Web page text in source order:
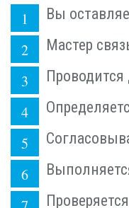
Вы
Мастер
Проводится